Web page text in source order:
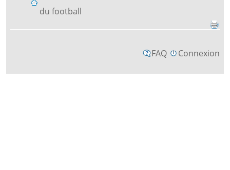
du football
FAQ Connexion